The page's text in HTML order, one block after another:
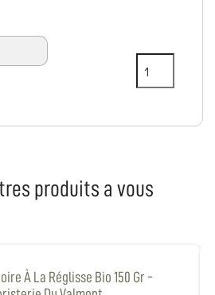
produits a vous
À La Réglisse Bio 150 Gr -